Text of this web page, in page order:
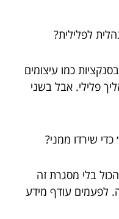
לפלילית?
כמו עיצומים
פלילי. אבל בשני
שירדו ממני?
בלי מסגרת זה
לפעמים עודף מידע